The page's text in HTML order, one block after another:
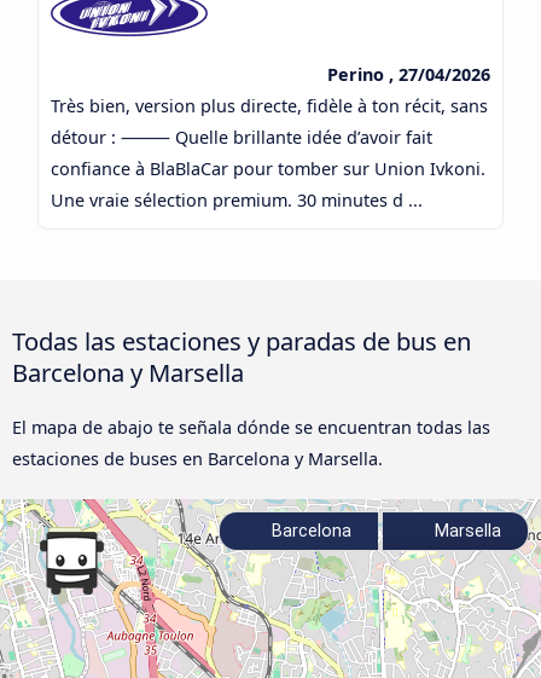
Perino , 27/04/2026
Très bien, version plus directe, fidèle à ton récit, sans
détour : ⸻ Quelle brillante idée d’avoir fait
confiance à BlaBlaCar pour tomber sur Union Ivkoni.
Une vraie sélection premium. 30 minutes d ...
Todas las estaciones y paradas de bus en
Barcelona y Marsella
El mapa de abajo te señala dónde se encuentran todas las
estaciones de buses en Barcelona y Marsella.
Barcelona Marsella